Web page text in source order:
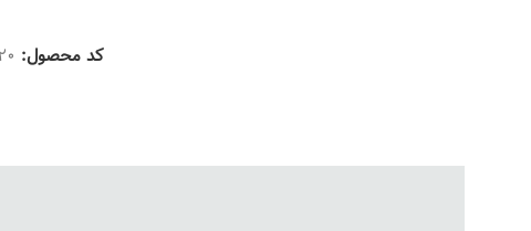
کد محصول: